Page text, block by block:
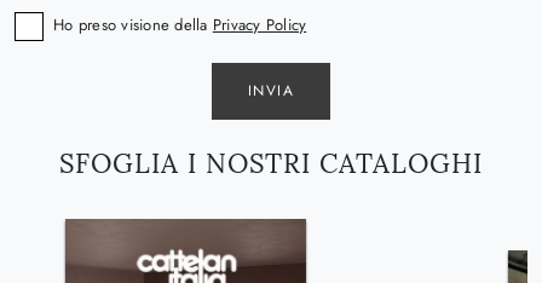
SFOGLIA I NOSTRI CATALOGHI
Ho preso visione della Privacy Policy
INVIA